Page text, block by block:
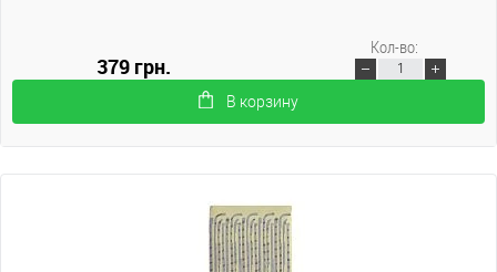
379 грн.
В корзину
Кол-во: